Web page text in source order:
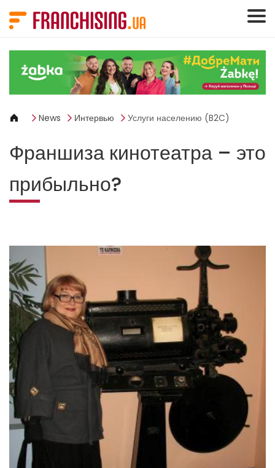
News Интервью Услуги населению (B2C)
Франшиза кинотеатра – это
прибыльно?